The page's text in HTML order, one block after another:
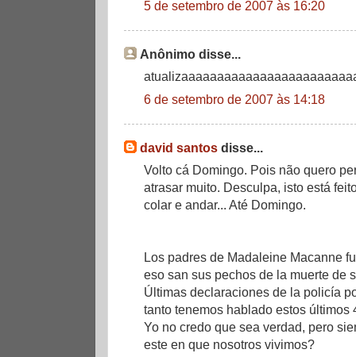
5 de setembro de 2007 às 16:20
Anônimo disse...
6 de setembro de 2007 às 14:18
david santos disse...
Volto cá Domingo. Pois não quero
atrasar muito. Desculpa, isto está
colar e andar... Até Domingo.
Los padres de Madaleine Macanne
eso san sus pechos de la muerte de
Últimas declaraciones de la policía
tanto tenemos hablado estos últimos
Yo no credo que sea verdad, pero
este en que nosotros vivimos?